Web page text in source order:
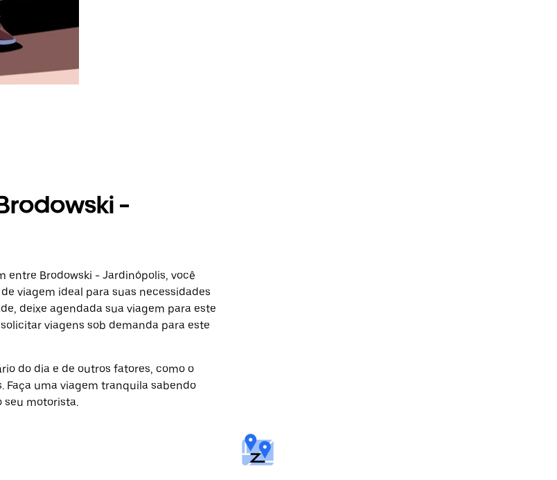
-
entre Brodowski - Jardinópolis, você
viagem ideal para suas necessidades
deixe agendada sua viagem para este
viagens sob demanda para este
do dia e de outros fatores, como o
Faça uma viagem tranquila sabendo
seu motorista.